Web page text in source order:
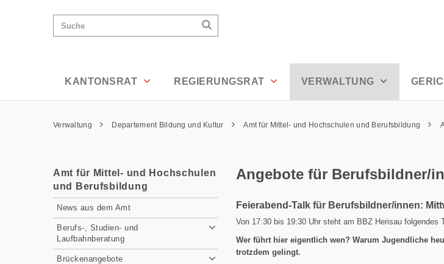
Suchen
KANTONSRAT
REGIERUNGSRAT VERWALTUNG
Inhalt
Pfadnavigation
Verwaltung Departement Bildung und Kultur Amt für Mittel- und Hochschulen und Berufsbildung
Amt für Mittel- und Hochschulen
und Berufsbildung
Subnavigation
News aus dem Amt
Berufs-, Studien- und
Laufbahnberatung
Brückenangebote
Angebote für Berufsbildner/
Feierabend-Talk für Berufsbildner/innen:
Von 17:30 bis 19:30 Uhr steht am BBZ Herisau folgendes
Wer führt hier eigentlich wen? Warum Jugendliche
trotzdem gelingt.